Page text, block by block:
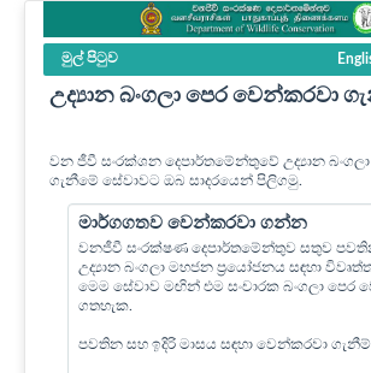
මුල් පි‍ටුව
උද්‍යාන බංගලා පෙර වෙන්කරවා
වන ජීවී සංරක්ශන දෙපාර්තමේන්තුවේ උද්‍යාන
ගැනීමේ සේවාවට ඔබ සාදරයෙන් පිලිගමු.
මාර්ගගතව වෙන්කරවා ගන්න
වනජීවී සංරක්ෂණ දෙපාර්තමේන්තුව සතුව
උද්‍යාන බංගලා මහජන ප්‍රයෝජනය සඳහා
මෙම සේවාව මඟින් එම සංචාරක බංගලා පෙර
ගතහැක.
පවතින සහ ඉදිරි මාසය සඳහා වෙන්කරවා